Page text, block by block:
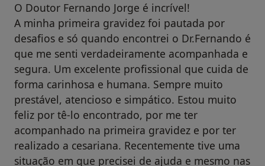
O Doutor Fernando Jorge é incrível!
A minha primeira gravidez foi pautada por
desafios e só quando encontrei o Dr.Fernando é
que me senti verdadeiramente acompanhada e
segura. Um excelente profissional que cuida de
forma carinhosa e humana. Sempre muito
prestável, atencioso e simpático. Estou muito
feliz por tê-lo encontrado, por me ter
acompanhado na primeira gravidez e por ter
realizado a cesariana. Recentemente tive uma
situação em que precisei de ajuda e mesmo nas